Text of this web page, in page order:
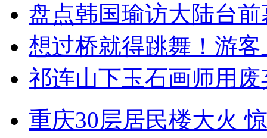
盘点韩国瑜访大陆台
想过桥就得跳舞！游客
祁连山下玉石画师用
重庆30层居民楼大火